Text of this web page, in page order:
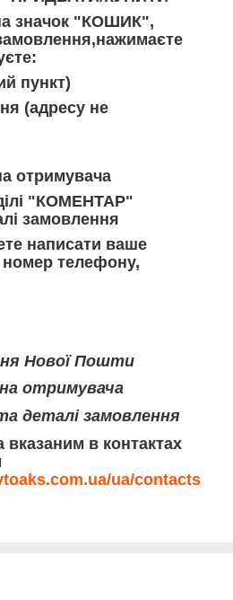
значок "КОШИК",
пункт)
(адресу не
отримувача
"КОМЕНТАР"
замовлення
написати ваше
телефону,
Нової Пошти
отримувача
деталі замовлення
в контактах
ua/contacts